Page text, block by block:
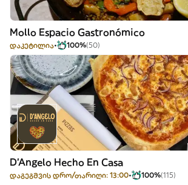
Mollo Espacio Gastronómico
დაკეტილია 100%(50)
D'Angelo Hecho En Casa
დაგეგმვის დრო/თარიღი: 13:00 100%(115)